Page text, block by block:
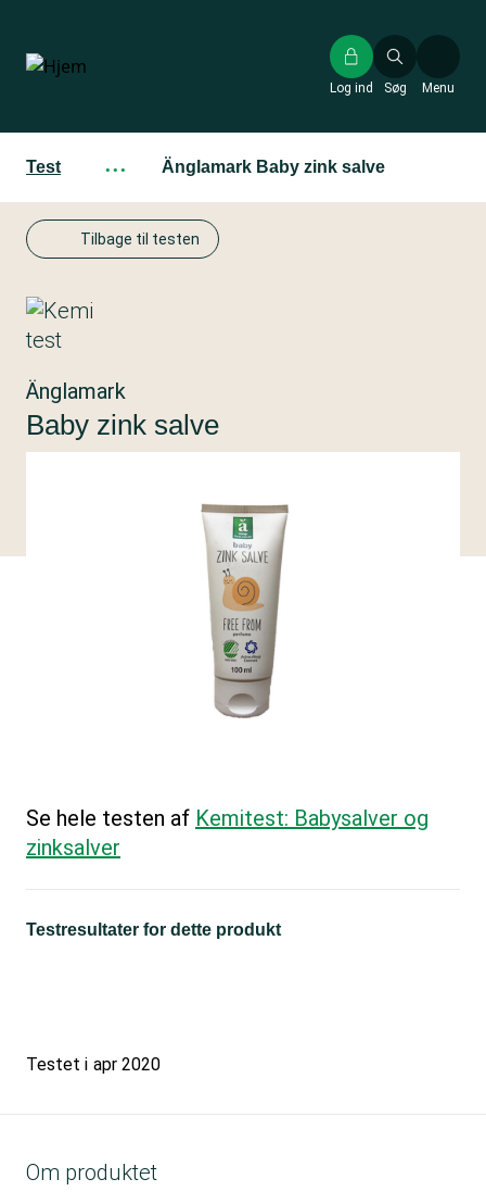
hovedindhold
Søg
Log ind Menu
Test ··· Änglamark Baby zink salve
Tilbage til testen
Änglamark
Baby zink salve
Se hele testen af Kemitest: Babysalver og
zinksalver
Testresultater for dette produkt
Testet i apr 2020
Om produktet